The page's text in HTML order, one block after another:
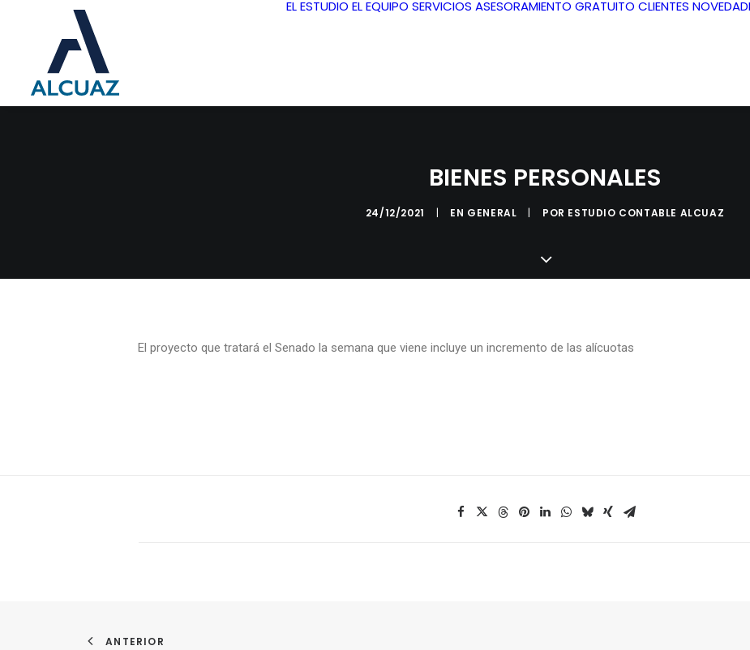
EL ESTUDIO EL EQUIPO SERVICIOS ASESORAMIENTO GRATUITO CLIENTES
BIENES PERSONALES
24/12/2021 | EN GENERAL | POR ESTUDIO CONTABLE ALCUAZ
El proyecto que tratará el Senado la semana que viene incluye un incremento de las alícuotas
ANTERIOR